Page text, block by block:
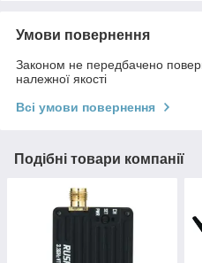
Умови повернення
Законом не передбачено
належної якості
Всі умови повернення
Подібні товари компанії